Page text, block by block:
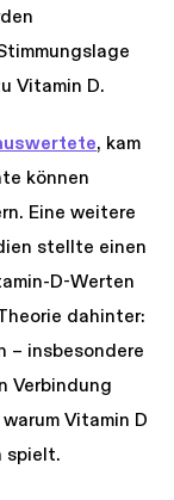
Vitamin D.
, kam
können
Eine weitere
stellte einen
D-Werten
dahinter:
– insbesondere
Verbindung
Vitamin D
spielt.